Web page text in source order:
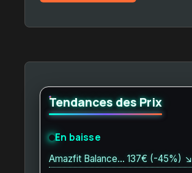
Tendances des Prix
En baisse
Amazfit Balance… 137€ (-45%) ↘